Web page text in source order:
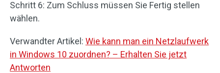
Schritt 6: Zum Schluss müssen Sie Fertig stellen
wählen.
Verwandter Artikel: Wie kann man ein Netzlaufwerk
in Windows 10 zuordnen? – Erhalten Sie jetzt
Antworten